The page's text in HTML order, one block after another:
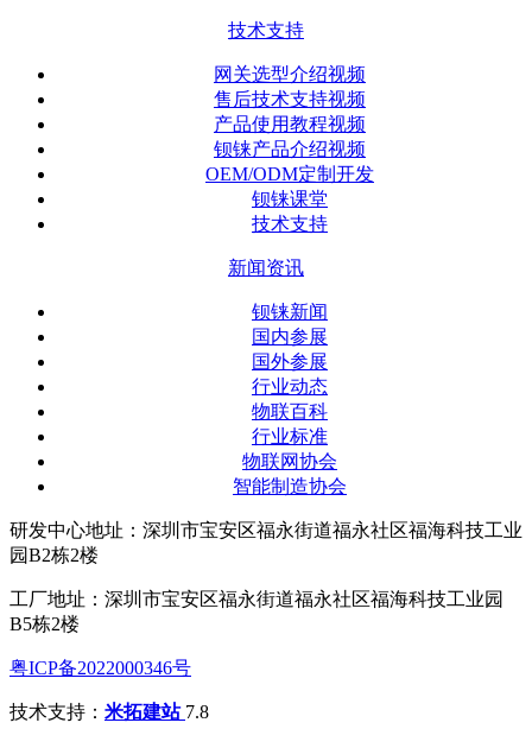
技术支持
网关选型介绍视频
售后技术支持视频
产品使用教程视频
钡铼产品介绍视频
OEM/ODM定制开发
钡铼课堂
技术支持
新闻资讯
钡铼新闻
国内参展
国外参展
行业动态
物联百科
行业标准
物联网协会
智能制造协会
研发中心地址：深圳市宝安区福永街道福永社区福海科技工业
园B2栋2楼
工厂地址：深圳市宝安区福永街道福永社区福海科技工业园
B5栋2楼
粤ICP备2022000346号
技术支持： 米拓建站 7.8